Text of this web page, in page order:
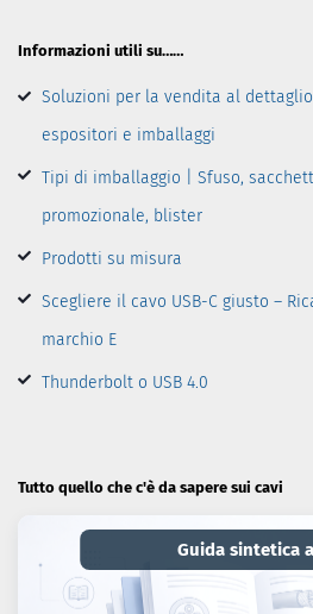
Informazioni utili su……
Soluzioni per la vendita al
espositori e imballaggi
Tipi di imballaggio | Sfuso,
promozionale, blister
Prodotti su misura
Scegliere il cavo USB-C giusto –
marchio E
Thunderbolt o USB 4.0
Tutto quello che c'è da sapere sui cavi
Guida sintetica